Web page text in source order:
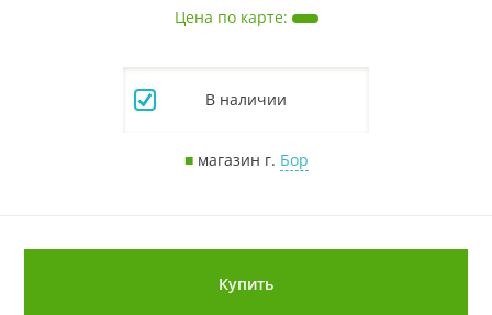
Цена по карте:
В наличии
■магазин г. Бор
Купить